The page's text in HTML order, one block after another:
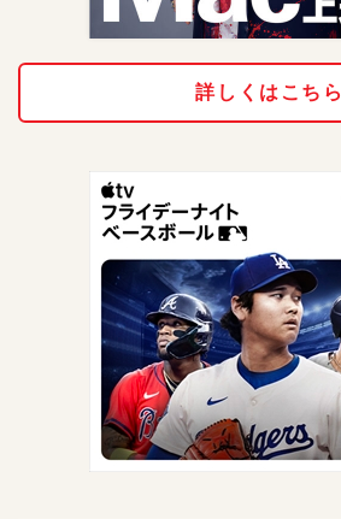
詳しくはこちら